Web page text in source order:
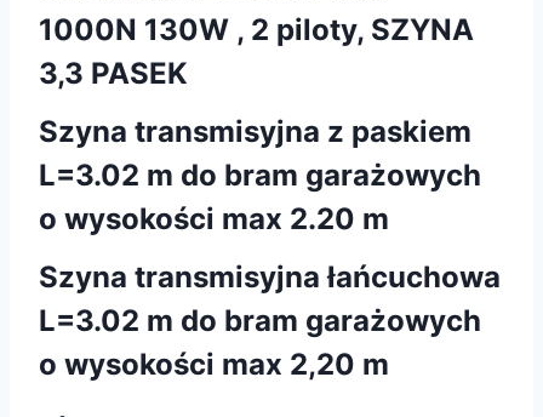
1000N 130W , 2 piloty, SZYNA
3,3 PASEK
Szyna transmisyjna z paskiem
L=3.02 m do bram garażowych
o wysokości max 2.20 m
Szyna transmisyjna łańcuchowa
L=3.02 m do bram garażowych
o wysokości max 2,20 m